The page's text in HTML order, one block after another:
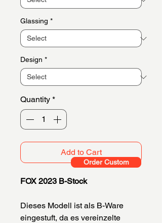
Glassing *
Design *
Quantity *
Add to Cart
FOX 2023 B-Stock
Dieses Modell ist als B-Ware
eingestuft, da es vereinzelte
Order Custom